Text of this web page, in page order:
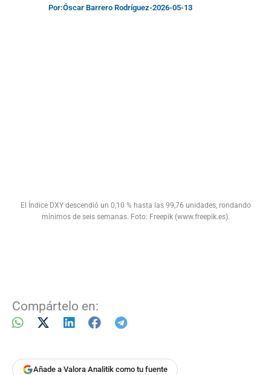
Por:Óscar Barrero Rodríguez-2026-05-13
El Índice DXY descendió un 0,10 % hasta las 99,76 unidades, rondando
mínimos de seis semanas. Foto: Freepik (www.freepik.es).
Compártelo en:
Añade a Valora Analitik como tu fuente